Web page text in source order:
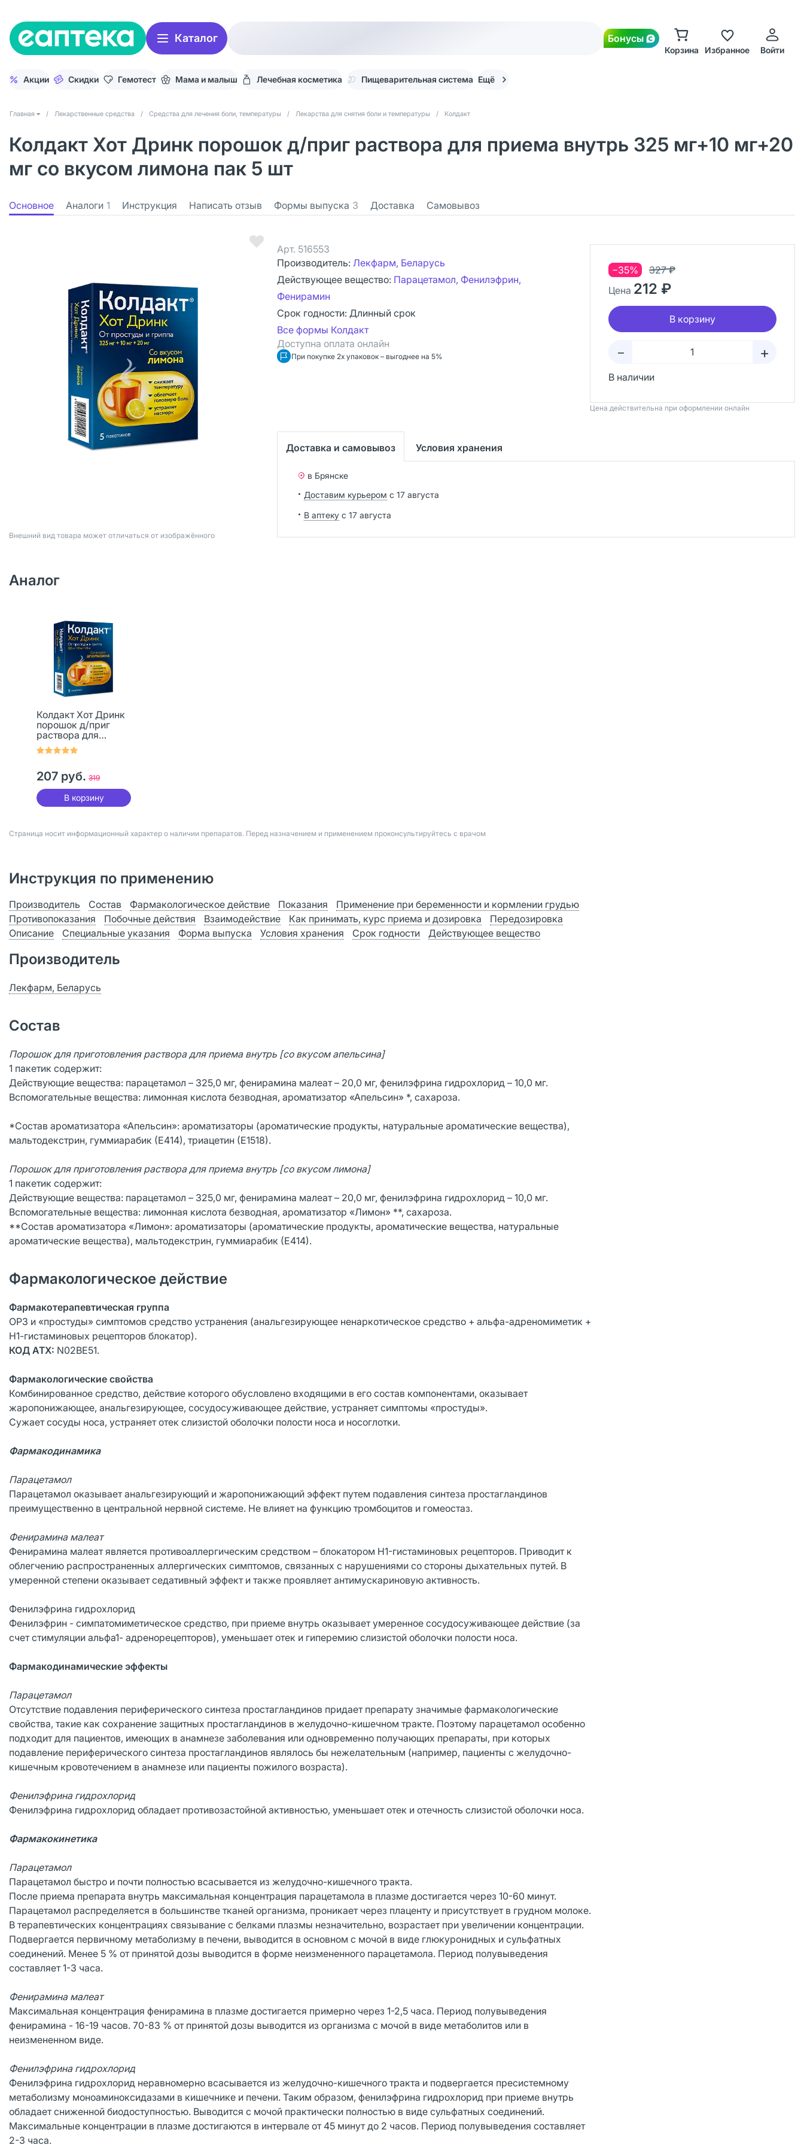
Каталог Бонусы
Корзина Избранное Войти
Акции Скидки Гемотест Мама и малыш Лечебная косметика Пищеварительная система Ещё
Главная / Лекарственные средства / Средства для лечения боли, температуры / Лекарства для снятия боли и температуры / Колдакт
Колдакт Хот Дринк порошок д/приг раствора для приема внутрь 325 мг+10 мг+20
мг со вкусом лимона пак 5 шт
Основное Аналоги 1 Инструкция Написать отзыв Формы выпуска 3 Доставка Самовывоз
Bнешний вид товара может отличаться от изображённого
Арт. 516553
Производитель: Лекфарм, Беларусь
Действующее вещество: Парацетамол, Фенилэфрин,
Фенирамин
Срок годности: Длинный срок
Все формы Колдакт
Доступна оплата онлайн
При покупке 2х упаковок – выгоднее на 5%
−35%
327 ₽
Цена 212 ₽
В корзину
– +
В наличии
Цена действительна при оформлении онлайн
Доставка и самовывоз Условия хранения
в Брянске
Доставим курьером с 17 августа
В аптеку с 17 августа
Аналог
Колдакт Хот Дринк
порошок д/приг
раствора для
приема внутрь 325
мг+10 мг+20 мг со
пак 5 шт
207 руб. 319
В корзину
Страница носит информационный характер о наличии препаратов. Перед назначением и применением проконсультируйтесь с врачом
Инструкция по применению
Производитель Состав Фармакологическое действие Показания
Применение при беременности и кормлении грудью
Противопоказания
Побочные действия Взаимодействие Как принимать, курс приема и дозировка
Передозировка
Описание
Специальные указания Форма выпуска Условия хранения Срок годности Действующее вещество
Производитель
Лекфарм, Беларусь
Состав
Порошок для приготовления раствора для приема внутрь [со вкусом апельсина]
1 пакетик содержит:
Действующие вещества: парацетамол – 325,0 мг, фенирамина малеат – 20,0 мг, фенилэфрина гидрохлорид – 10,0 мг.
Вспомогательные вещества: лимонная кислота безводная, ароматизатор «Апельсин» *, сахароза.
*Состав ароматизатора «Апельсин»: ароматизаторы (ароматические продукты, натуральные ароматические вещества),
мальтодекстрин, гуммиарабик (Е414), триацетин (Е1518).
Порошок для приготовления раствора для приема внутрь [со вкусом лимона]
1 пакетик содержит:
Действующие вещества: парацетамол – 325,0 мг, фенирамина малеат – 20,0 мг, фенилэфрина гидрохлорид – 10,0 мг.
Вспомогательные вещества: лимонная кислота безводная, ароматизатор «Лимон» **, сахароза.
**Состав ароматизатора «Лимон»: ароматизаторы (ароматические продукты, ароматические вещества, натуральные
ароматические вещества), мальтодекстрин, гуммиарабик (Е414).
Фармакологическое действие
Фармакотерапевтическая группа
ОРЗ и «простуды» симптомов средство устранения (анальгезирующее ненаркотическое средство + альфа-адреномиметик +
Н1-гистаминовых рецепторов блокатор).
КОД АТХ: N02BE51.
Фармакологические свойства
Комбинированное средство, действие которого обусловлено входящими в его состав компонентами, оказывает
жаропонижающее, анальгезирующее, сосудосуживающее действие, устраняет симптомы «простуды».
Сужает сосуды носа, устраняет отек слизистой оболочки полости носа и носоглотки.
Фармакодинамика
Парацетамол
Парацетамол оказывает анальгезирующий и жаропонижающий эффект путем подавления синтеза простагландинов
преимущественно в центральной нервной системе. Не влияет на функцию тромбоцитов и гомеостаз.
Фенирамина малеат
Фенирамина малеат является противоаллергическим средством – блокатором H1-гистаминовых рецепторов. Приводит к
облегчению распространенных аллергических симптомов, связанных с нарушениями со стороны дыхательных путей. В
умеренной степени оказывает седативный эффект и также проявляет антимускариновую активность.
Фенилэфрина гидрохлорид
Фенилэфрин - симпатомиметическое средство, при приеме внутрь оказывает умеренное сосудосуживающее действие (за
счет стимуляции альфа1- адренорецепторов), уменьшает отек и гиперемию слизистой оболочки полости носа.
Фармакодинамические эффекты
Парацетамол
Отсутствие подавления периферического синтеза простагландинов придает препарату значимые фармакологические
свойства, такие как сохранение защитных простагландинов в желудочно-кишечном тракте. Поэтому парацетамол особенно
подходит для пациентов, имеющих в анамнезе заболевания или одновременно получающих препараты, при которых
подавление периферического синтеза простагландинов являлось бы нежелательным (например, пациенты с желудочно-
кишечным кровотечением в анамнезе или пациенты пожилого возраста).
Фенилэфрина гидрохлорид
Фенилэфрина гидрохлорид обладает противозастойной активностью, уменьшает отек и отечность слизистой оболочки носа.
Фармакокинетика
Парацетамол
Парацетамол быстро и почти полностью всасывается из желудочно-кишечного тракта.
После приема препарата внутрь максимальная концентрация парацетамола в плазме достигается через 10-60 минут.
Парацетамол распределяется в большинстве тканей организма, проникает через плаценту и присутствует в грудном молоке.
В терапевтических концентрациях связывание с белками плазмы незначительно, возрастает при увеличении концентрации.
Подвергается первичному метаболизму в печени, выводится в основном с мочой в виде глюкуронидных и сульфатных
соединений. Менее 5 % от принятой дозы выводится в форме неизмененного парацетамола. Период полувыведения
составляет 1-3 часа.
Фенирамина малеат
Максимальная концентрация фенирамина в плазме достигается примерно через 1-2,5 часа. Период полувыведения
фенирамина - 16-19 часов. 70-83 % от принятой дозы выводится из организма с мочой в виде метаболитов или в
неизмененном виде.
Фенилэфрина гидрохлорид
Фенилэфрина гидрохлорид неравномерно всасывается из желудочно-кишечного тракта и подвергается пресистемному
метаболизму моноаминоксидазами в кишечнике и печени. Таким образом, фенилэфрина гидрохлорид при приеме внутрь
обладает сниженной биодоступностью. Выводится с мочой практически полностью в виде сульфатных соединений.
Максимальные концентрации в плазме достигаются в интервале от 45 минут до 2 часов. Период полувыведения составляет
2-3 часа.